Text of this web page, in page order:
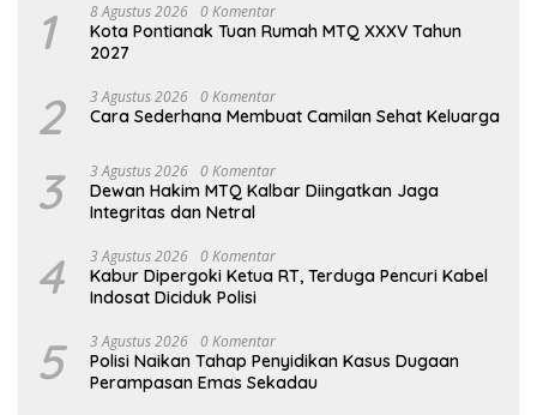
1 8 Agustus 2026 0 Komentar
Kota Pontianak Tuan Rumah MTQ XXXV Tahun
2027
2 3 Agustus 2026 0 Komentar
Cara Sederhana Membuat Camilan Sehat Keluarga
3 3 Agustus 2026 0 Komentar
Dewan Hakim MTQ Kalbar Diingatkan Jaga
Integritas dan Netral
4 3 Agustus 2026 0 Komentar
Kabur Dipergoki Ketua RT, Terduga Pencuri Kabel
Indosat Diciduk Polisi
5 3 Agustus 2026 0 Komentar
Polisi Naikan Tahap Penyidikan Kasus Dugaan
Perampasan Emas Sekadau